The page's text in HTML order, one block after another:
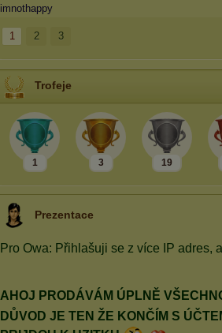
imnothappy
1 2 3
Trofeje
1 3 19
Prezentace